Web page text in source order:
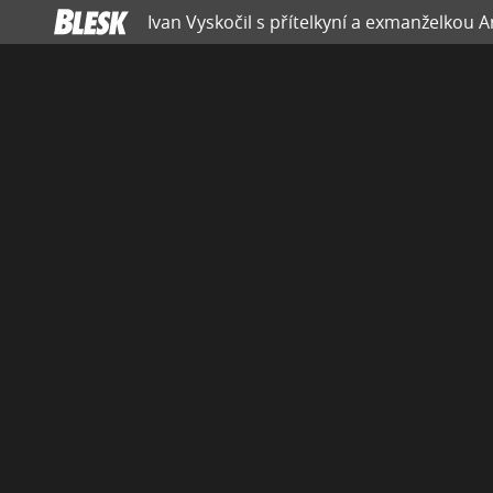
Ivan Vyskočil s přítelkyní a exmanželkou